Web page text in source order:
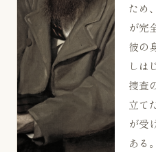
ため
が完
彼の
しは
捜査
立て
が受
ある。